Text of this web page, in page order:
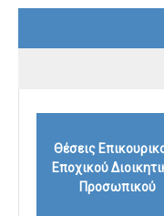
Θέσεις
Εποχικού
Προσωπικού